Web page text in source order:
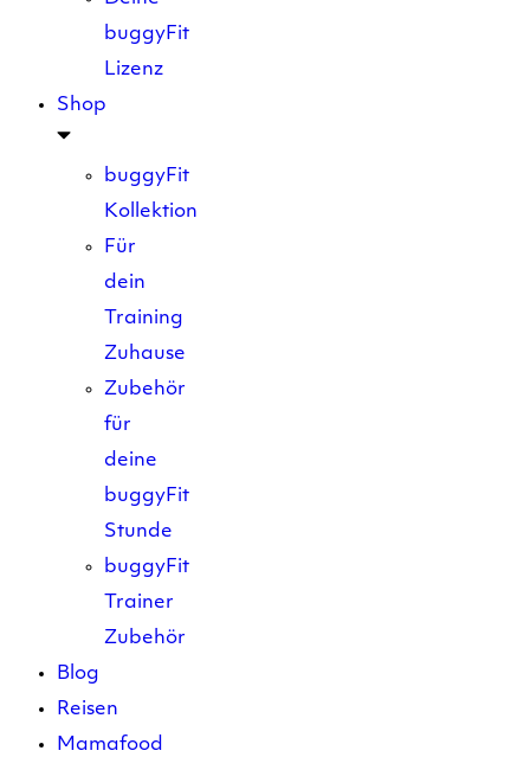
buggyFit
Lizenz
Shop
buggyFit
Kollektion
Für
dein
Training
Zuhause
Zubehör
für
deine
buggyFit
Stunde
buggyFit
Trainer
Zubehör
Blog
Reisen
Mamafood